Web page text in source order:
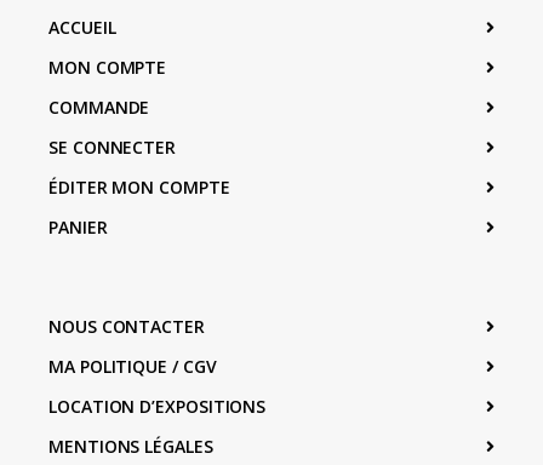
ACCUEIL
MON COMPTE
COMMANDE
SE CONNECTER
ÉDITER MON COMPTE
PANIER
NOUS CONTACTER
MA POLITIQUE / CGV
LOCATION D’EXPOSITIONS
MENTIONS LÉGALES